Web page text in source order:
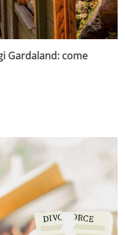
Gardaland: come